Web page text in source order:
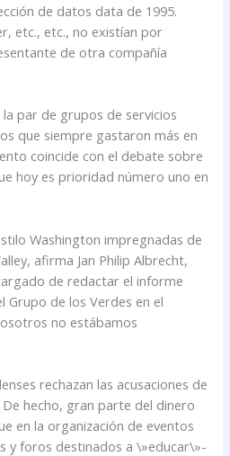
de datos data de 1995.
etc., etc., no existían por
de otra compañía
par de grupos de servicios
que siempre gastaron más en
coincide con el debate sobre
hoy es prioridad número uno en
Washington impregnadas de
afirma Jan Philip Albrecht,
de redactar el informe
Grupo de los Verdes en el
no estábamos
rechazan las acusaciones de
hecho, gran parte del dinero
en la organización de eventos
y foros destinados a \»educar\»-